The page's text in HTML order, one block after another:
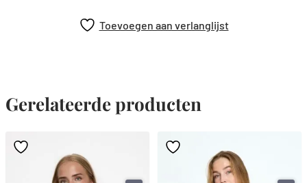
Toevoegen aan verlanglijst
Gerelateerde producten